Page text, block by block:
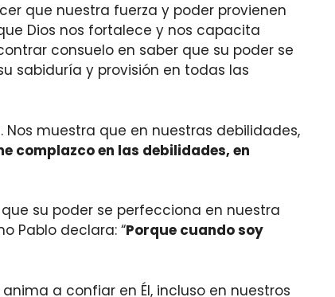
que nuestra fuerza y poder provienen
Dios nos fortalece y nos capacita
consuelo en saber que su poder se
sabiduría y provisión en todas las
Nos muestra que en nuestras debilidades,
complazco en las debilidades, en
su poder se perfecciona en nuestra
Pablo declara: “Porque cuando soy
a confiar en Él, incluso en nuestros